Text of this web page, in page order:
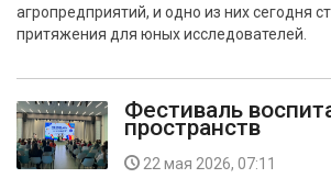
агропредприятий, и одно из них сегодня
притяжения для юных исследователей.
Фестиваль
пространств
22 мая 2026, 07:11